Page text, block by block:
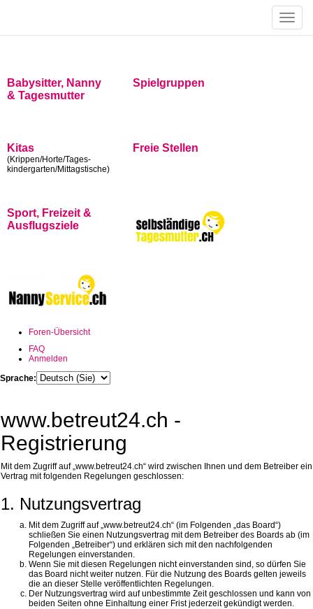
Toggle
Babysitter, Nanny
& Tagesmutter
Spielgruppen
Kitas
(Krippen/Horte/Tages-
kindergarten/Mittagstische)
Freie Stellen
Sport, Freizeit &
Ausflugsziele
Foren-Übersicht
FAQ
Anmelden
Sprache:
www.betreut24.ch -
Registrierung
Mit dem Zugriff auf „www.betreut24.ch“ wird zwischen Ihnen und dem Betreiber ein
Vertrag mit folgenden Regelungen geschlossen:
1. Nutzungsvertrag
Mit dem Zugriff auf „www.betreut24.ch“ (im Folgenden „das Board“)
schließen Sie einen Nutzungsvertrag mit dem Betreiber des Boards ab (im
Folgenden „Betreiber“) und erklären sich mit den nachfolgenden
Regelungen einverstanden.
Wenn Sie mit diesen Regelungen nicht einverstanden sind, so dürfen Sie
das Board nicht weiter nutzen. Für die Nutzung des Boards gelten jeweils
die an dieser Stelle veröffentlichten Regelungen.
Der Nutzungsvertrag wird auf unbestimmte Zeit geschlossen und kann von
beiden Seiten ohne Einhaltung einer Frist jederzeit gekündigt werden.